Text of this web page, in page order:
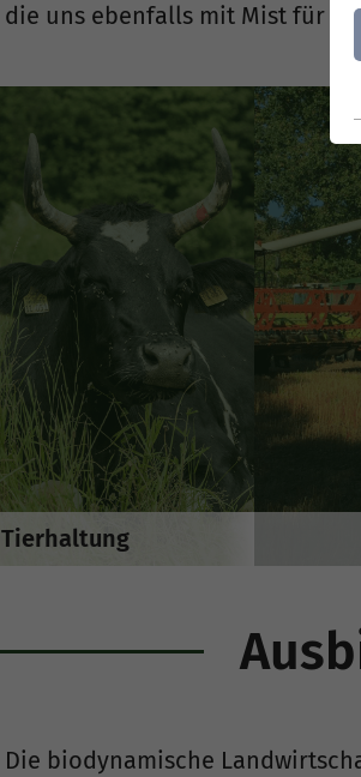
die uns ebenfalls mit Mist für
Tierhaltung
Die biodynamische